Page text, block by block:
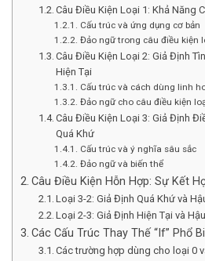
Câu Điều Kiện Loại 1: Khả Năng
Cấu trúc và ứng dụng cơ bản
Đảo ngữ trong câu điều kiện
Câu Điều Kiện Loại 2: Giả Định
Hiện Tại
Cấu trúc và cách dùng linh
Đảo ngữ cho câu điều kiện
Câu Điều Kiện Loại 3: Giả Định
Quá Khứ
Cấu trúc và ý nghĩa sâu sắc
Đảo ngữ và biến thể
Câu Điều Kiện Hỗn Hợp: Sự Kết
Loại 3-2: Giả Định Quá Khứ và
Loại 2-3: Giả Định Hiện Tại và
Các Cấu Trúc Thay Thế “If” Phổ
Các trường hợp dùng cho loại 0